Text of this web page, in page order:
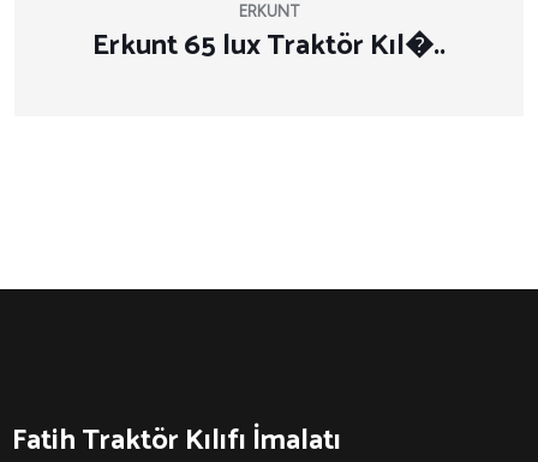
ERKUNT
Erkunt 65 lux Traktör Kıl�..
Fatih Traktör Kılıfı İmalatı